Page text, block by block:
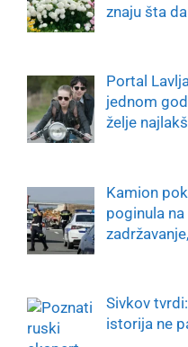
znaju šta
Portal
jednom
želje
Kamion
poginula
Sivkov
istorija ne